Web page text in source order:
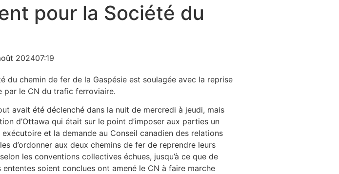
pour la Société du
202407:19
du chemin de fer de la Gaspésie est soulagée avec la reprise
par le CN du trafic ferroviaire.
avait été déclenché dans la nuit de mercredi à jeudi, mais
d’Ottawa qui était sur le point d’imposer aux parties un
et la demande au Conseil canadien des relations
d’ordonner aux deux chemins de fer de reprendre leurs
les conventions collectives échues, jusqu’à ce que de
ententes soient conclues ont amené le CN à faire marche